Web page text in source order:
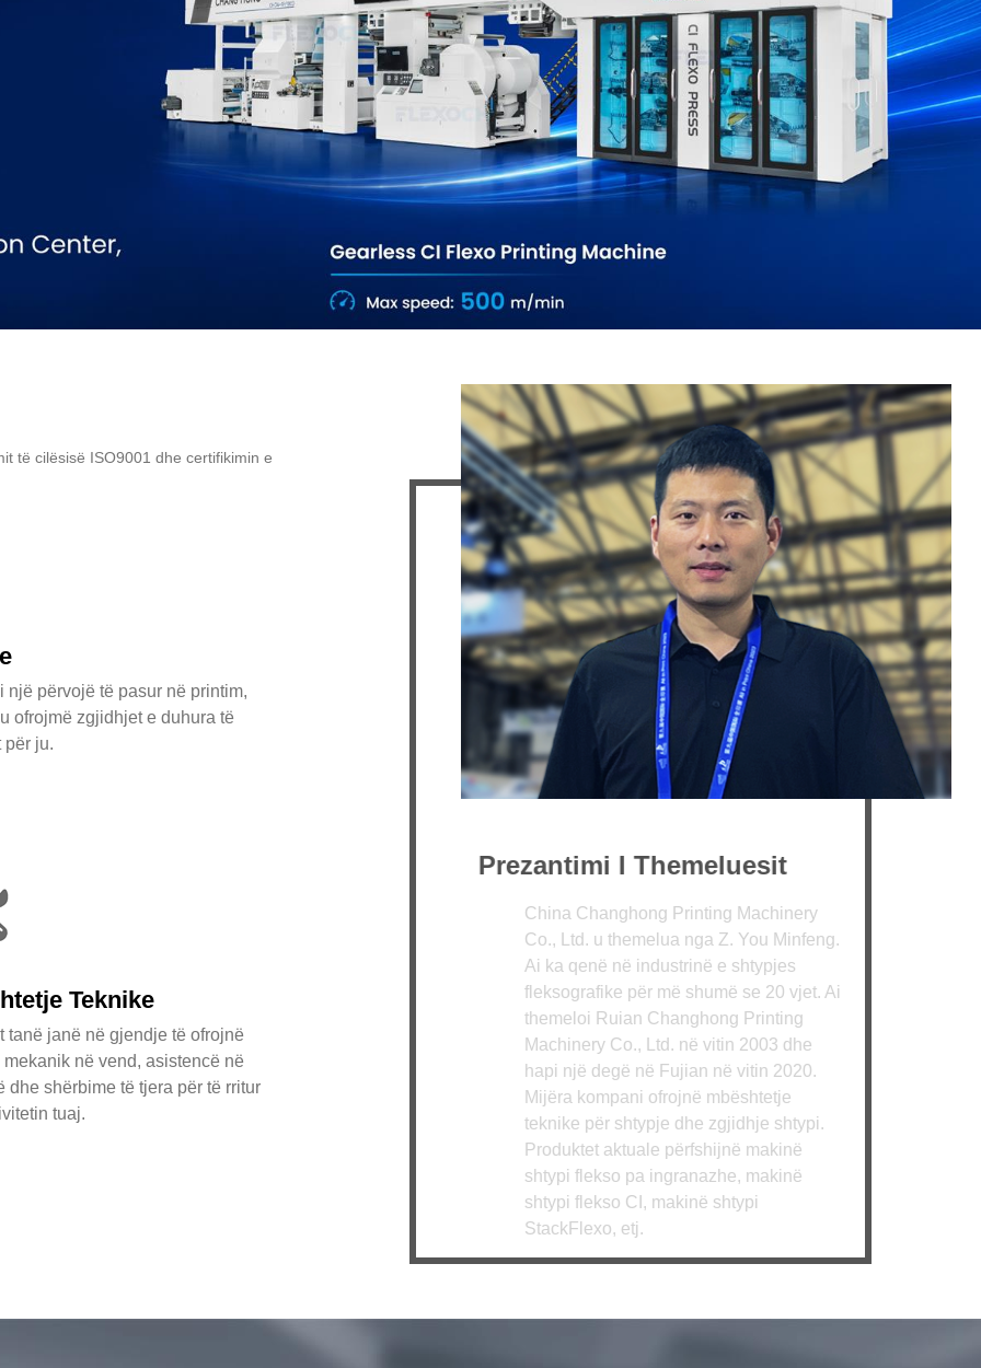
të cilësisë ISO9001 dhe certifikimin e
një përvojë të pasur në printim,
ofrojmë zgjidhjet e duhura të
për ju.
Teknike
tanë janë në gjendje të ofrojnë
në vend, asistencë në
dhe shërbime të tjera për të rritur
tuaj.
Prezantimi I Themeluesit
China Changhong Printing Machinery
Co., Ltd. u themelua nga Z. You Minfeng.
Ai ka qenë në industrinë e shtypjes
fleksografike për më shumë se 20 vjet. Ai
themeloi Ruian Changhong Printing
Machinery Co., Ltd. në vitin 2003 dhe
hapi një degë në Fujian në vitin 2020.
Mijëra kompani ofrojnë mbështetje
teknike për shtypje dhe zgjidhje shtypi.
Produktet aktuale përfshijnë makinë
shtypi flekso pa ingranazhe, makinë
shtypi flekso CI, makinë shtypi
StackFlexo, etj.